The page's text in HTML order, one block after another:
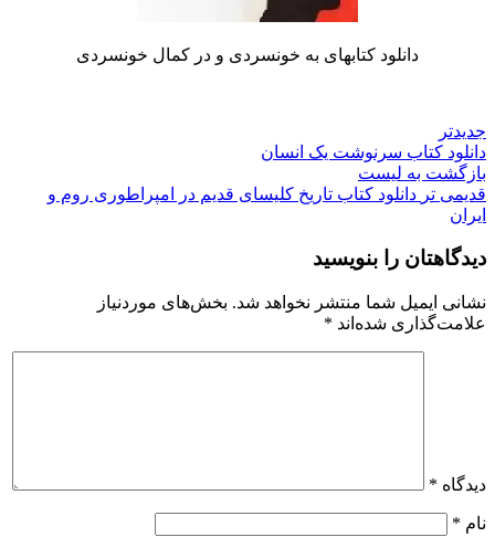
دانلود کتابهای به خونسردی و در کمال خونسردی
جدیدتر
دانلود کتاب سرنوشت یک انسان
بازگشت به لیست
قدیمی تر دانلود کتاب تاریخ کلیسای قدیم در امپراطوری روم و
ایران
دیدگاهتان را بنویسید
نشانی ایمیل شما منتشر نخواهد شد. بخش‌های موردنیاز
علامت‌گذاری شده‌اند *
دیدگاه *
نام *